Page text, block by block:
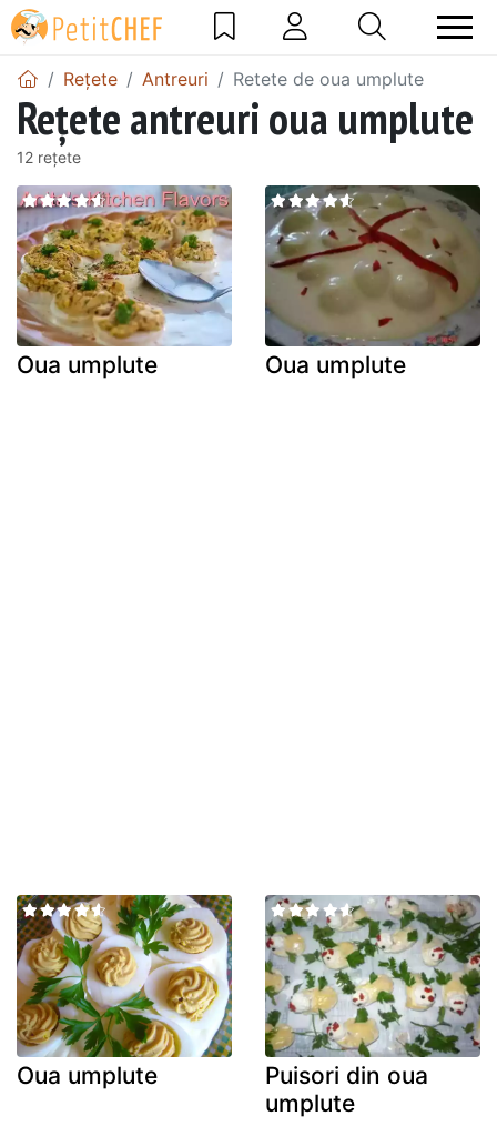
Rețete Antreuri Retete de oua umplute
Rețete antreuri oua umplute
12 rețete
Oua umplute Oua umplute
Oua umplute
Puisori din oua
umplute